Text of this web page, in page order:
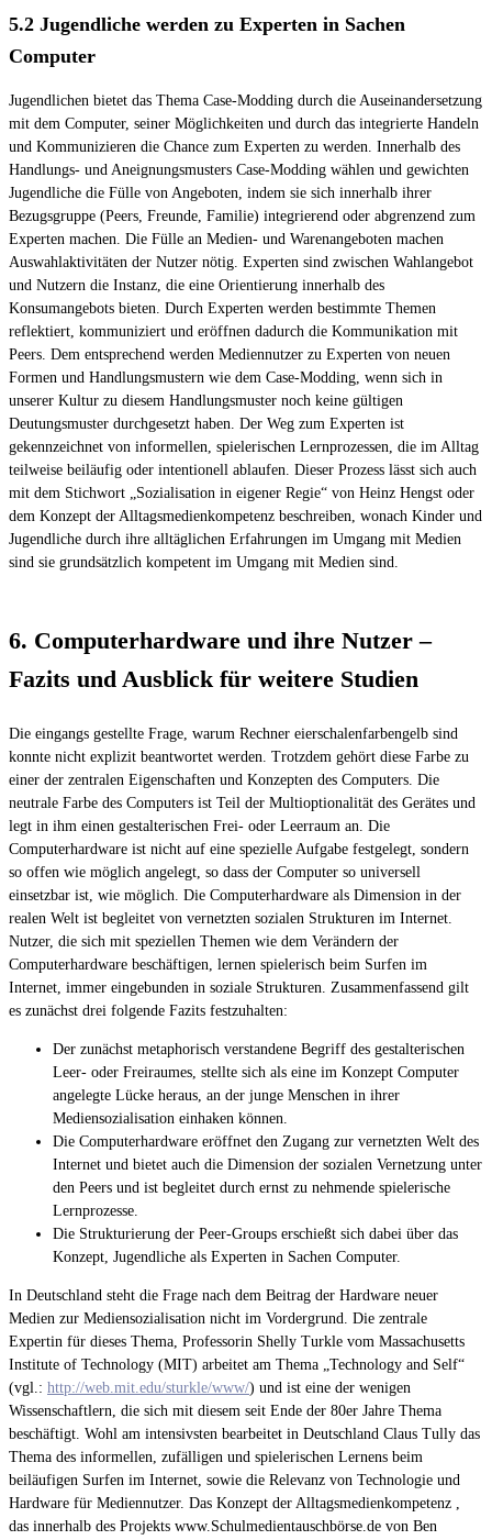
5.2 Jugendliche werden zu Experten in Sachen
Computer
Jugendlichen bietet das Thema Case-Modding durch die Auseinandersetzung
mit dem Computer, seiner Möglichkeiten und durch das integrierte Handeln
und Kommunizieren die Chance zum Experten zu werden. Innerhalb des
Handlungs- und Aneignungsmusters Case-Modding wählen und gewichten
Jugendliche die Fülle von Angeboten, indem sie sich innerhalb ihrer
Bezugsgruppe (Peers, Freunde, Familie) integrierend oder abgrenzend zum
Experten machen. Die Fülle an Medien- und Warenangeboten machen
Auswahlaktivitäten der Nutzer nötig. Experten sind zwischen Wahlangebot
und Nutzern die Instanz, die eine Orientierung innerhalb des
Konsumangebots bieten. Durch Experten werden bestimmte Themen
reflektiert, kommuniziert und eröffnen dadurch die Kommunikation mit
Peers. Dem entsprechend werden Mediennutzer zu Experten von neuen
Formen und Handlungsmustern wie dem Case-Modding, wenn sich in
unserer Kultur zu diesem Handlungsmuster noch keine gültigen
Deutungsmuster durchgesetzt haben. Der Weg zum Experten ist
gekennzeichnet von informellen, spielerischen Lernprozessen, die im Alltag
teilweise beiläufig oder intentionell ablaufen. Dieser Prozess lässt sich auch
mit dem Stichwort „Sozialisation in eigener Regie“ von Heinz Hengst oder
dem Konzept der Alltagsmedienkompetenz beschreiben, wonach Kinder und
Jugendliche durch ihre alltäglichen Erfahrungen im Umgang mit Medien
sind sie grundsätzlich kompetent im Umgang mit Medien sind.
6. Computerhardware und ihre Nutzer –
Fazits und Ausblick für weitere Studien
Die eingangs gestellte Frage, warum Rechner eierschalenfarbengelb sind
konnte nicht explizit beantwortet werden. Trotzdem gehört diese Farbe zu
einer der zentralen Eigenschaften und Konzepten des Computers. Die
neutrale Farbe des Computers ist Teil der Multioptionalität des Gerätes und
legt in ihm einen gestalterischen Frei- oder Leerraum an. Die
Computerhardware ist nicht auf eine spezielle Aufgabe festgelegt, sondern
so offen wie möglich angelegt, so dass der Computer so universell
einsetzbar ist, wie möglich. Die Computerhardware als Dimension in der
realen Welt ist begleitet von vernetzten sozialen Strukturen im Internet.
Nutzer, die sich mit speziellen Themen wie dem Verändern der
Computerhardware beschäftigen, lernen spielerisch beim Surfen im
Internet, immer eingebunden in soziale Strukturen. Zusammenfassend gilt
es zunächst drei folgende Fazits festzuhalten:
Der zunächst metaphorisch verstandene Begriff des gestalterischen
Leer- oder Freiraumes, stellte sich als eine im Konzept Computer
angelegte Lücke heraus, an der junge Menschen in ihrer
Mediensozialisation einhaken können.
Die Computerhardware eröffnet den Zugang zur vernetzten Welt des
Internet und bietet auch die Dimension der sozialen Vernetzung unter
den Peers und ist begleitet durch ernst zu nehmende spielerische
Lernprozesse.
Die Strukturierung der Peer-Groups erschießt sich dabei über das
Konzept, Jugendliche als Experten in Sachen Computer.
In Deutschland steht die Frage nach dem Beitrag der Hardware neuer
Medien zur Mediensozialisation nicht im Vordergrund. Die zentrale
Expertin für dieses Thema, Professorin Shelly Turkle vom Massachusetts
Institute of Technology (MIT) arbeitet am Thema „Technology and Self“
(vgl.: http://web.mit.edu/sturkle/www/) und ist eine der wenigen
Wissenschaftlern, die sich mit diesem seit Ende der 80er Jahre Thema
beschäftigt. Wohl am intensivsten bearbeitet in Deutschland Claus Tully das
Thema des informellen, zufälligen und spielerischen Lernens beim
beiläufigen Surfen im Internet, sowie die Relevanz von Technologie und
Hardware für Mediennutzer. Das Konzept der Alltagsmedienkompetenz ,
das innerhalb des Projekts www.Schulmedientauschbörse.de von Ben